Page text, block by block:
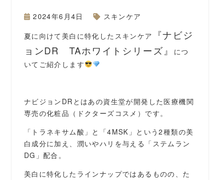
2024年6月4日
スキンケア
夏に向けて美白に特化したスキンケア
『ナビジ
ョンDR TAホワイトシリーズ』
につ
いてご紹介します
ナビジョンDRとはあの資生堂が開発した医療機関
専売の化粧品（ドクターズコスメ）です。
「トラネキサム酸」と「4MSK」という2種類の美
白成分に加え、潤いやハリを与える「ステムラン
DG」配合。
美白に特化したラインナップではあるものの、た